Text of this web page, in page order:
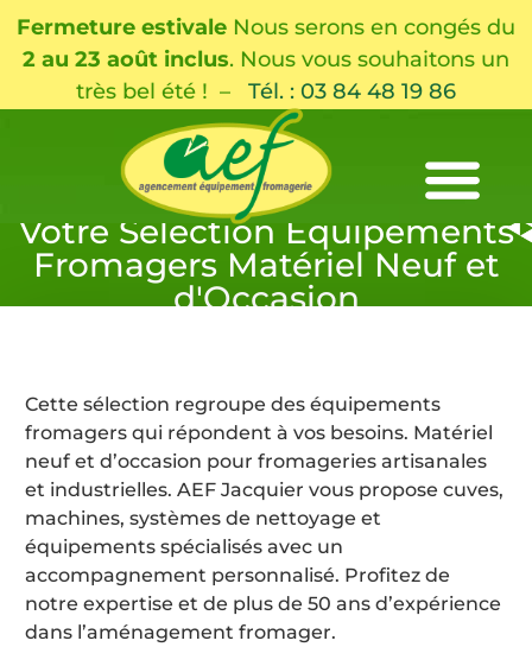
Fermeture estivale Nous serons en congés du
2 au 23 août inclus. Nous vous souhaitons un
très bel été ! – Tél. : 03 84 48 19 86
Votre Sélection Équipements
Fromagers Matériel Neuf et
d'Occasion
Cette sélection regroupe des équipements
fromagers qui répondent à vos besoins. Matériel
neuf et d’occasion pour fromageries artisanales
et industrielles. AEF Jacquier vous propose cuves,
machines, systèmes de nettoyage et
équipements spécialisés avec un
accompagnement personnalisé. Profitez de
notre expertise et de plus de 50 ans d’expérience
dans l’aménagement fromager.